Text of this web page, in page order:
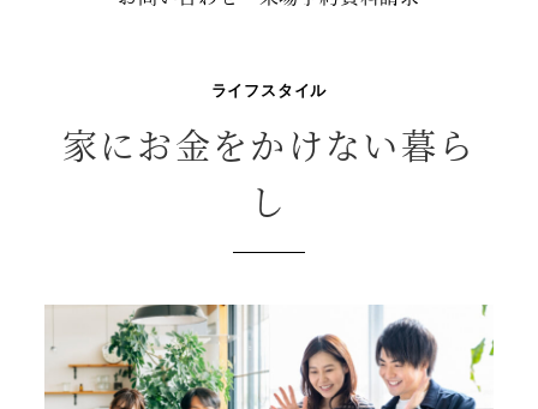
ライフスタイル
家にお金をかけない暮ら
し